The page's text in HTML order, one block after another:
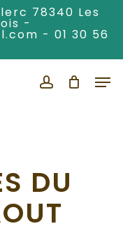
78340 Les
-
- 01 30 56
account
DU
Menu